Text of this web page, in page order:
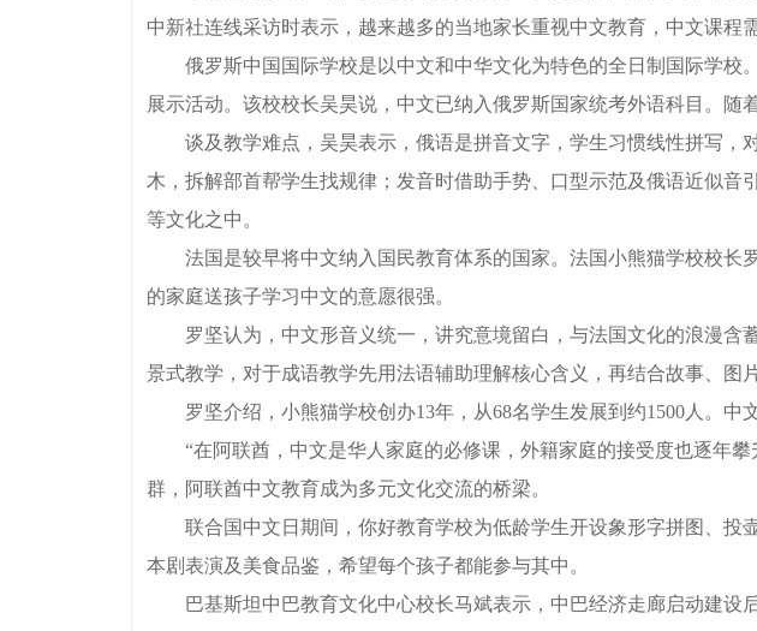
中新社连线采访时表示，越来越多的当地家长重视中文教育，中文课程
俄罗斯中国国际学校是以中文和中华文化为特色的全日制国际学校
展示活动。该校校长吴昊说，中文已纳入俄罗斯国家统考外语科目。随
谈及教学难点，吴昊表示，俄语是拼音文字，学生习惯线性拼写，
木，拆解部首帮学生找规律；发音时借助手势、口型示范及俄语近似音
等文化之中。
法国是较早将中文纳入国民教育体系的国家。法国小熊猫学校校长
的家庭送孩子学习中文的意愿很强。
罗坚认为，中文形音义统一，讲究意境留白，与法国文化的浪漫含
景式教学，对于成语教学先用法语辅助理解核心含义，再结合故事、图
罗坚介绍，小熊猫学校创办13年，从68名学生发展到约1500人。中
“在阿联酋，中文是华人家庭的必修课，外籍家庭的接受度也逐年攀
群，阿联酋中文教育成为多元文化交流的桥梁。
联合国中文日期间，你好教育学校为低龄学生开设象形字拼图、投
本剧表演及美食品鉴，希望每个孩子都能参与其中。
巴基斯坦中巴教育文化中心校长马斌表示，中巴经济走廊启动建设